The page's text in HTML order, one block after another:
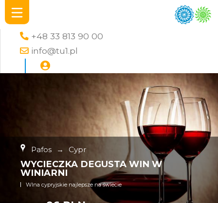
+48 33 813 90 00
info@tu1.pl
Pafos → Cypr
WYCIECZKA DEGUSTA WIN W
WINIARNI
WIna cypryjskie najlepsze na świecie